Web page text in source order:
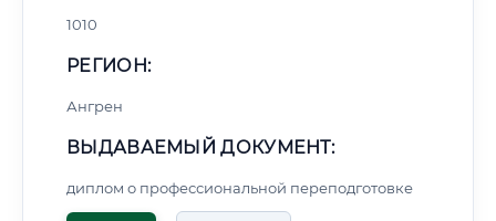
1010
РЕГИОН:
Ангрен
ВЫДАВАЕМЫЙ ДОКУМЕНТ:
диплом о профессиональной переподготовке